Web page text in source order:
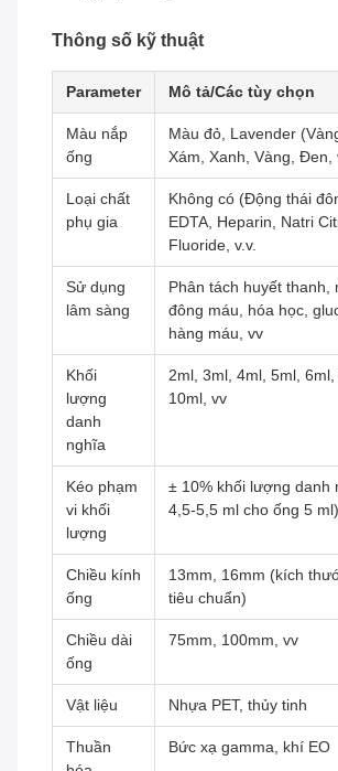
Thông số kỹ thuật
Parameter Mô tả/Các tùy chọn
Màu nắp
ống
Màu đỏ, Lavender
Xám, Xanh, Vàng, Đen,
Loại chất
phụ gia
Không có (Động thái
EDTA, Heparin, Natri
Fluoride, v.v.
Sử dụng
lâm sàng
Phân tách huyết thanh,
đông máu, hóa học,
hàng máu, vv
Khối
lượng
danh
nghĩa
2ml, 3ml, 4ml, 5ml,
10ml, vv
Kéo phạm
vi khối
lượng
± 10% khối lượng danh
4,5-5,5 ml cho ống 5 ml)
Chiều kính
ống
13mm, 16mm (kích
tiêu chuẩn)
Chiều dài
ống
75mm, 100mm, vv
Vật liệu Nhựa PET, thủy tinh
Thuần
Bức xạ gamma, khí EO